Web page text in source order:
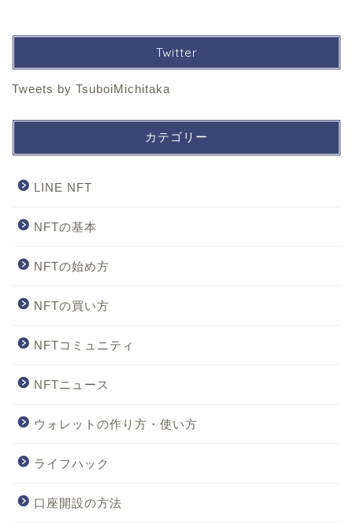
Twitter
Tweets by TsuboiMichitaka
カテゴリー
LINE NFT
NFTの基本
NFTの始め方
NFTの買い方
NFTコミュニティ
NFTニュース
ウォレットの作り方・使い方
ライフハック
口座開設の方法